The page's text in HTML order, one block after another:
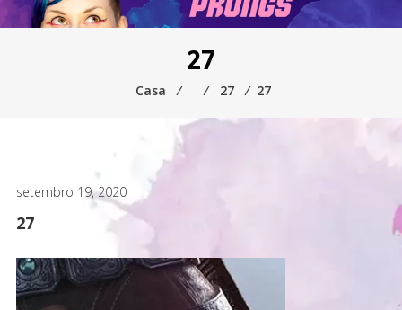
27
Casa ⁄ ⁄ 27 ⁄ 27
setembro 19, 2020
27